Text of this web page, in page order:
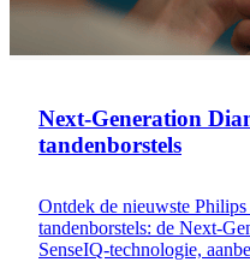
Next-Generation
tandenborstels
Ontdek de nieuwste
tandenborstels: de Next-
SenseIQ-technologie,